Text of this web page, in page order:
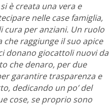
è creata una vera e
nelle case famiglia,
cura per anziani. Un ruolo
raggiunge il suo apice
donano giocattoli nuovi da
che denaro, per due
garantire trasparenza e
dedicando un po’ del
cose, se proprio sono